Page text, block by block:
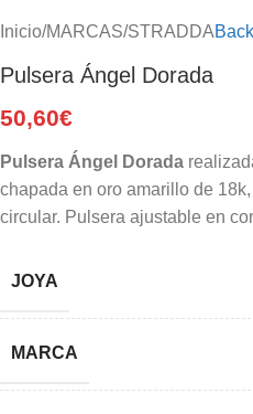
Inicio/MARCAS/STRADDA
Pulsera Ángel Dorada
50,60€
Pulsera Ángel Dorada
chapada en oro amarillo de
circular. Pulsera ajustable en
JOYA
MARCA